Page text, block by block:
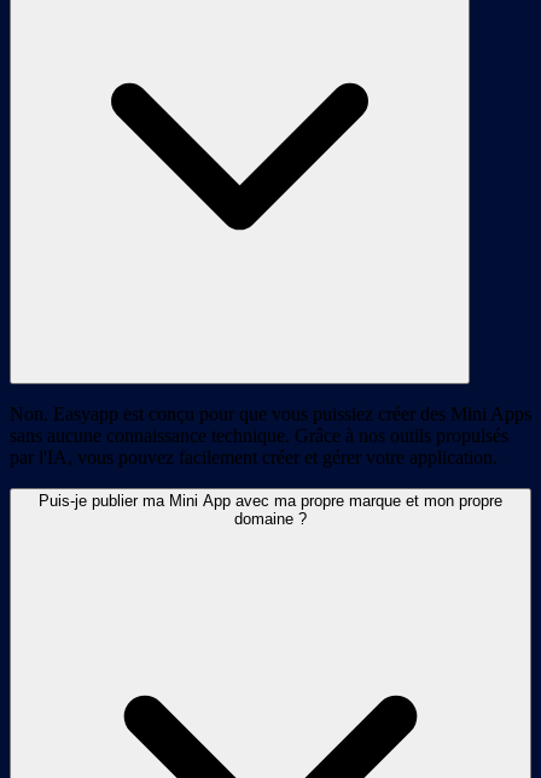
Non. Easyapp est conçu pour que vous puissiez créer des Mini Apps
sans aucune connaissance technique. Grâce à nos outils propulsés
par l'IA, vous pouvez facilement créer et gérer votre application.
Puis-je publier ma Mini App avec ma propre marque et mon propre
domaine ?